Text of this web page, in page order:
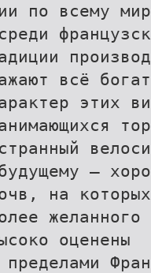
по всему
всё
этих
—
на
оценены
пределами